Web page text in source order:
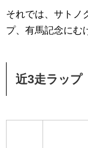
それでは、サトノ
プ、有馬記念にむ
近3走ラップ